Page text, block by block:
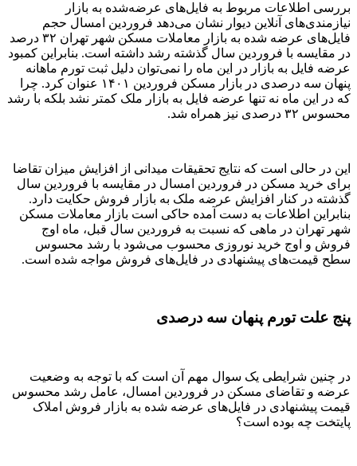
بررسی اطلاعات مربوط به فایل‌‌های عرضه‌شده به بازار
نیازمندی‌‌های آنلاین دیوار نشان می‌دهد فروردین امسال حجم
فایل‌‌های عرضه شده به بازار معاملات مسکن شهر تهران ۳۲ درصد
در مقایسه با فروردین سال گذشته رشد داشته است. بنابراین کمبود
عرضه فایل به بازار در این ماه را نمی‌توان دلیل ثبت تورم ماهانه
پنهان سه درصدی در بازار مسکن فروردین ۱۴۰۱ عنوان کرد. چرا
که در این ماه نه تنها عرضه فایل به بازار ملک کمتر نشد بلکه با رشد
محسوس ۳۲ درصدی نیز همراه شد.
این در حالی است که نتایج تحقیقات میدانی از افزایش میزان تقاضا
برای خرید مسکن در فروردین امسال در مقایسه با فروردین سال
گذشته در کنار افزایش عرضه ملک به بازار فروش حکایت دارد.
بنابراین اطلاعات به دست آمده حاکی است بازار معاملات مسکن
شهر تهران در ماهی که نسبت به فروردین سال قبل، ماه اوج
فروش و اوج خرید نوروزی محسوب می‌شود با رشد محسوس
سطح قیمت‌‌های پیشنهادی در فایل‌‌های فروش مواجه شده است.
پنج علت تورم پنهان سه درصدی
در چنین شرایطی یک سوال مهم آن است که با توجه به وضعیت
عرضه و تقاضای مسکن در فروردین امسال، عامل رشد محسوس
قیمت پیشنهادی در فایل‌‌های عرضه شده به بازار فروش املاک
پایتخت چه بوده است؟